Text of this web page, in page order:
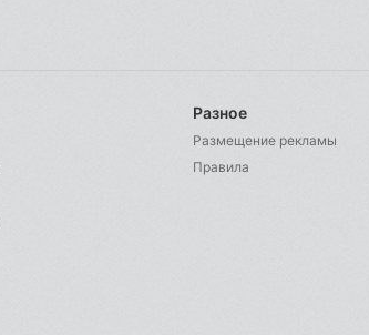
Разное
Размещение рекламы
Правила